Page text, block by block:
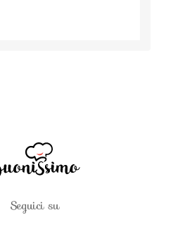
Seguici su